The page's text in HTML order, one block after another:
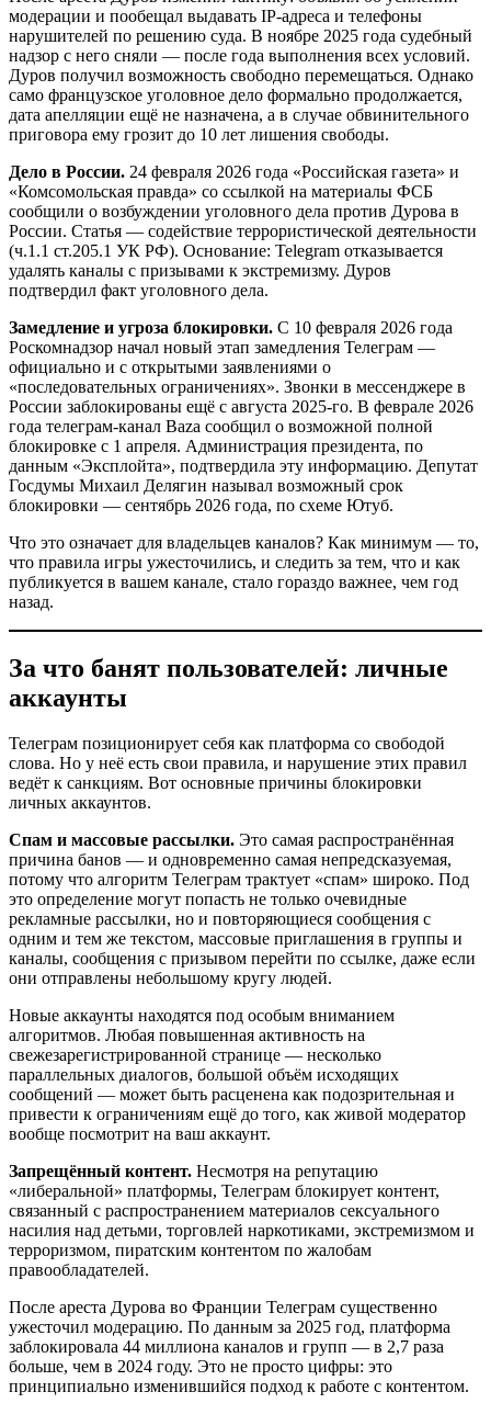
модерации и пообещал выдавать IP-адреса и телефоны
нарушителей по решению суда. В ноябре 2025 года судебный
надзор с него сняли — после года выполнения всех условий.
Дуров получил возможность свободно перемещаться. Однако
само французское уголовное дело формально продолжается,
дата апелляции ещё не назначена, а в случае обвинительного
приговора ему грозит до 10 лет лишения свободы.
Дело в России. 24 февраля 2026 года «Российская газета» и
«Комсомольская правда» со ссылкой на материалы ФСБ
сообщили о возбуждении уголовного дела против Дурова в
России. Статья — содействие террористической деятельности
(ч.1.1 ст.205.1 УК РФ). Основание: Telegram отказывается
удалять каналы с призывами к экстремизму. Дуров
подтвердил факт уголовного дела.
Замедление и угроза блокировки. С 10 февраля 2026 года
Роскомнадзор начал новый этап замедления Телеграм —
официально и с открытыми заявлениями о
«последовательных ограничениях». Звонки в мессенджере в
России заблокированы ещё с августа 2025-го. В феврале 2026
года телеграм-канал Baza сообщил о возможной полной
блокировке с 1 апреля. Администрация президента, по
данным «Эксплойта», подтвердила эту информацию. Депутат
Госдумы Михаил Делягин называл возможный срок
блокировки — сентябрь 2026 года, по схеме Ютуб.
Что это означает для владельцев каналов? Как минимум — то,
что правила игры ужесточились, и следить за тем, что и как
публикуется в вашем канале, стало гораздо важнее, чем год
назад.
За что банят пользователей: личные
аккаунты
Телеграм позиционирует себя как платформа со свободой
слова. Но у неё есть свои правила, и нарушение этих правил
ведёт к санкциям. Вот основные причины блокировки
личных аккаунтов.
Спам и массовые рассылки. Это самая распространённая
причина банов — и одновременно самая непредсказуемая,
потому что алгоритм Телеграм трактует «спам» широко. Под
это определение могут попасть не только очевидные
рекламные рассылки, но и повторяющиеся сообщения с
одним и тем же текстом, массовые приглашения в группы и
каналы, сообщения с призывом перейти по ссылке, даже если
они отправлены небольшому кругу людей.
Новые аккаунты находятся под особым вниманием
алгоритмов. Любая повышенная активность на
свежезарегистрированной странице — несколько
параллельных диалогов, большой объём исходящих
сообщений — может быть расценена как подозрительная и
привести к ограничениям ещё до того, как живой модератор
вообще посмотрит на ваш аккаунт.
Запрещённый контент. Несмотря на репутацию
«либеральной» платформы, Телеграм блокирует контент,
связанный с распространением материалов сексуального
насилия над детьми, торговлей наркотиками, экстремизмом и
терроризмом, пиратским контентом по жалобам
правообладателей.
После ареста Дурова во Франции Телеграм существенно
ужесточил модерацию. По данным за 2025 год, платформа
заблокировала 44 миллиона каналов и групп — в 2,7 раза
больше, чем в 2024 году. Это не просто цифры: это
принципиально изменившийся подход к работе с контентом.